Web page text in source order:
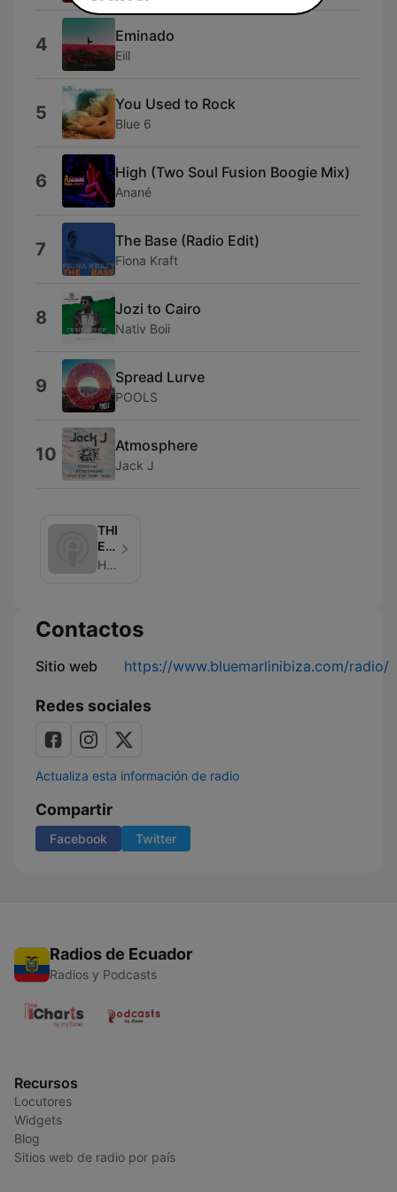
4 Eminado
Eill
5 You Used to Rock
Blue 6
6 High (Two Soul Fusion Boogie Mix)
Anané
7 The Base (Radio Edit)
Fiona Kraft
8 Jozi to Cairo
Nativ Boii
9 Spread Lurve
POOLS
10 Atmosphere
Jack J
THEdIVE
Edition
on
-
Podcast
Hosted By P.M. FM
Contactos
Sitio web https://www.bluemarlinibiza.com/radio/
Redes sociales
Actualiza esta información de radio
Compartir
Facebook Twitter
Radios de Ecuador
Radios y Podcasts
Recursos
Locutores
Widgets
Blog
Sitios web de radio por país